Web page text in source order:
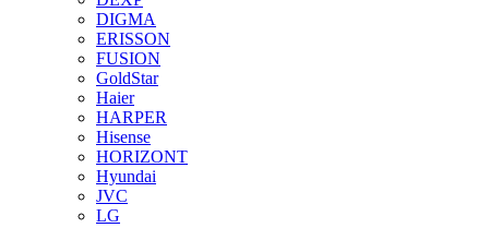
DIGMA
ERISSON
FUSION
GoldStar
Haier
HARPER
Hisense
HORIZONT
Hyundai
JVC
LG